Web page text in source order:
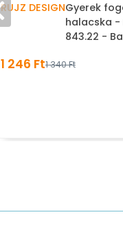
RUJZ DESIGNGyerek
halacska -
843.22 -
állatos
1 246 Ft1 340 Ft